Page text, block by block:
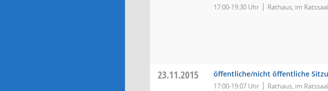
17:00-19:30 Uhr Rathaus, im Ratssaal
23.11.2015 öffentliche/nicht öffentliche
17:00-19:07 Uhr Rathaus, im Ratssaal